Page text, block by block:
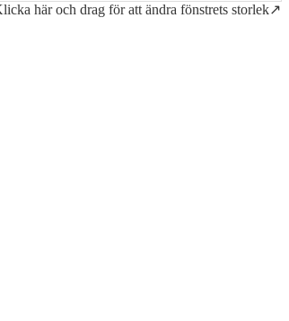
här och drag för att ändra fönstrets storlek↗